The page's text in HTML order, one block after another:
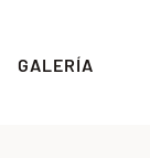
GALERÍA